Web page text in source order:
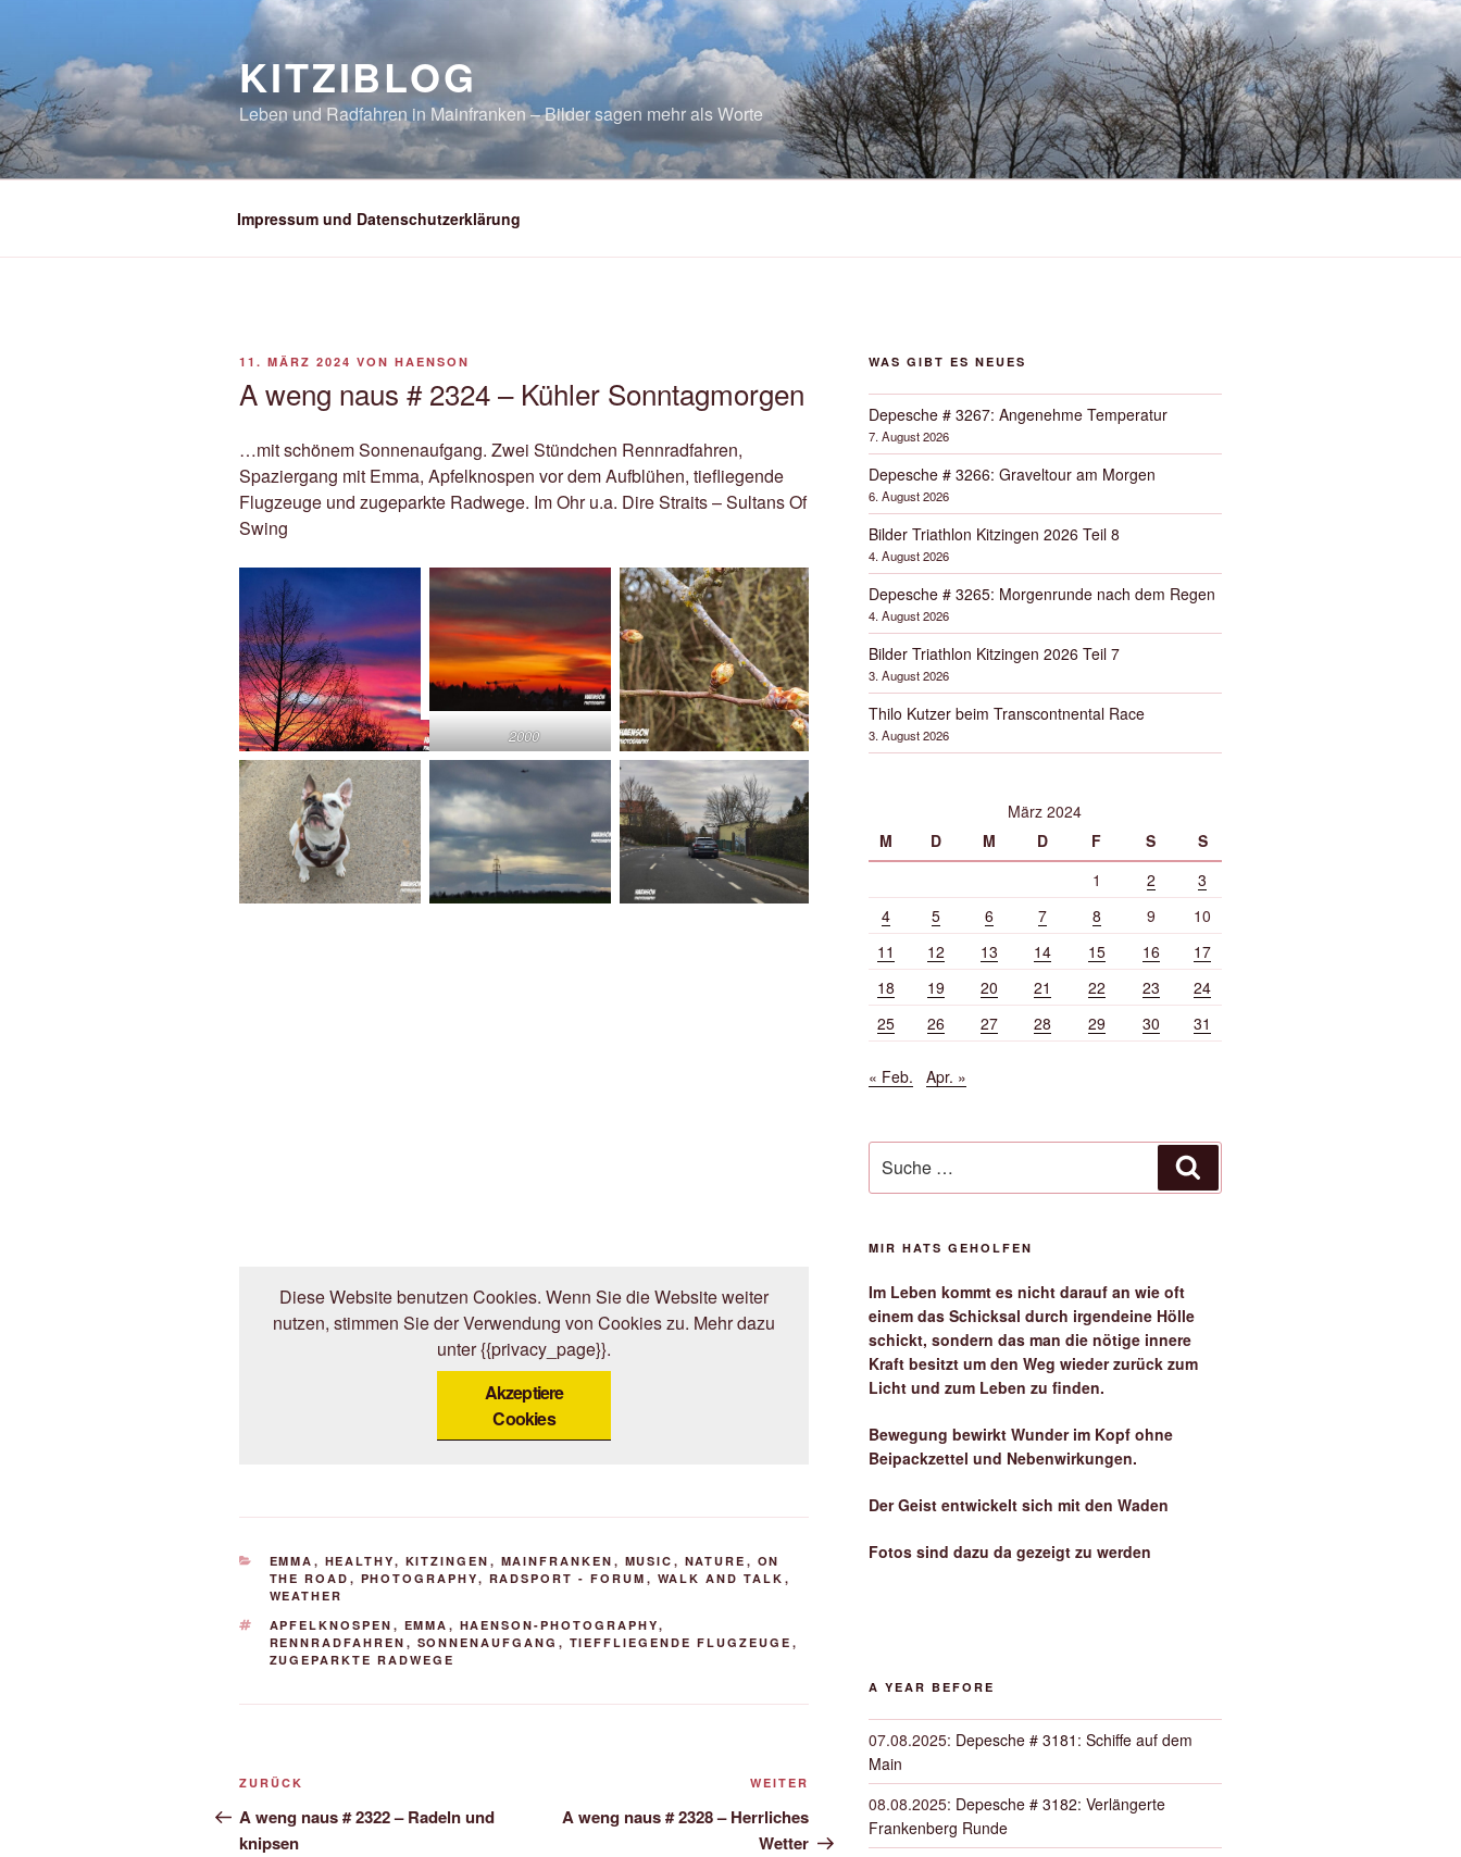
springen
KITZIBLOG
Leben und Radfahren in Mainfranken – Bilder sagen mehr als Worte
Impressum und Datenschutzerklärung
VERÖFFENTLICHT
11. MÄRZ 2024 VON HAENSON
A weng naus # 2324 – Kühler Sonntagmorgen
…mit schönem Sonnenaufgang. Zwei Stündchen Rennradfahren,
Spaziergang mit Emma, Apfelknospen vor dem Aufblühen, tiefliegende
Flugzeuge und zugeparkte Radwege. Im Ohr u.a. Dire Straits – Sultans Of
Swing
2000
Diese Website benutzen Cookies. Wenn Sie die Website weiter
nutzen, stimmen Sie der Verwendung von Cookies zu. Mehr dazu
unter {{privacy_page}}.
Akzeptiere
Cookies
KATEGORIEN
EMMA , HEALTHY, KITZINGEN , MAINFRANKEN , MUSIC , NATURE , ON
THE ROAD , PHOTOGRAPHY, RADSPORT - FORUM , WALK AND TALK ,
WEATHER
SCHLAGWÖRTER
APFELKNOSPEN , EMMA , HAENSON-PHOTOGRAPHY,
RENNRADFAHREN , SONNENAUFGANG , TIEFFLIEGENDE FLUGZEUGE ,
ZUGEPARKTE RADWEGE
Beitrags-
Navigation
Vorheriger
Beitrag
ZURÜCK
A weng naus # 2322 – Radeln und
knipsen
Nächster
Beitrag
WEITER
A weng naus # 2328 – Herrliches
Wetter
WAS GIBT ES NEUES
Depesche # 3267: Angenehme Temperatur
7. August 2026
Depesche # 3266: Graveltour am Morgen
6. August 2026
Bilder Triathlon Kitzingen 2026 Teil 8
4. August 2026
Depesche # 3265: Morgenrunde nach dem Regen
4. August 2026
Bilder Triathlon Kitzingen 2026 Teil 7
3. August 2026
Thilo Kutzer beim Transcontnental Race
3. August 2026
März 2024
M
D M D F S
S
1
2
3
4
5 6 7 8 9
10
11
12 13 14 15 16
17
18
19 20 21 22 23
24
25
26 27 28 29 30 31
« Feb. Apr. »
nach:
MIR HATS GEHOLFEN
Im Leben kommt es nicht darauf an wie oft
einem das Schicksal durch irgendeine Hölle
schickt, sondern das man die nötige innere
Kraft besitzt um den Weg wieder zurück zum
Licht und zum Leben zu finden.
Bewegung bewirkt Wunder im Kopf ohne
Beipackzettel und Nebenwirkungen.
Der Geist entwickelt sich mit den Waden
Fotos sind dazu da gezeigt zu werden
A YEAR BEFORE
07.08.2025: Depesche # 3181: Schiffe auf dem
Main
08.08.2025: Depesche # 3182: Verlängerte
Frankenberg Runde